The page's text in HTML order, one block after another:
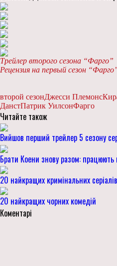
Трейлер второго сезона “Фарго”
Рецензия на первый сезон
второй сезонДжесси Племонс
ДанстПатрик УилсонФарго
Читайте також
Вийшов перший трейлер 5 сезону
Брати Коени знову разом:
20 найкращих кримінальних серіалів
20 найкращих чорних комедій
Коментарі